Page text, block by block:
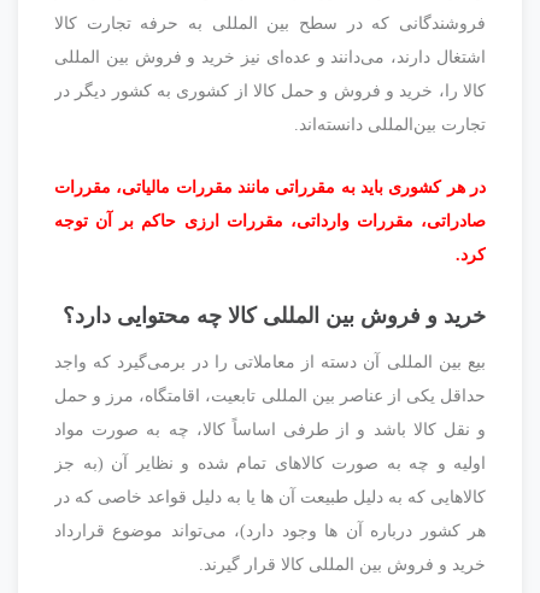
فروشندگانى که در سطح بین المللى به حرفه تجارت کالا
اشتغال دارند، مى‌دانند و عده‌اى نیز خرید و فروش بین المللی
کالا را، خرید و فروش و حمل کالا از کشورى به کشور دیگر در
تجارت بین‌المللى دانسته‌اند.
در هر کشوری باید به مقرراتی مانند مقررات مالیاتی، مقررات
صادراتی، مقررات وارداتی، مقررات ارزی حاکم بر آن توجه
کرد.
خرید و فروش بین المللی کالا چه محتوایی دارد؟
بیع بین المللى آن دسته از معاملاتى را در برمى‌گیرد که واجد
حداقل یکى از عناصر بین المللى تابعیت، اقامتگاه، مرز و حمل
و نقل کالا باشد و از طرفی اساساً کالا، چه به صورت مواد
اولیه و چه به صورت کالاهاى تمام شده و نظایر آن (به جز
کالاهایى که به دلیل طبیعت آن ها یا به دلیل قواعد خاصى که در
هر کشور درباره آن ها وجود دارد)، مى‌تواند موضوع قرارداد
خرید و فروش بین المللى کالا قرار گیرند.